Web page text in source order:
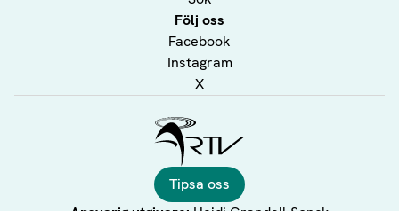
Följ oss
Facebook
Instagram
X
Tipsa oss